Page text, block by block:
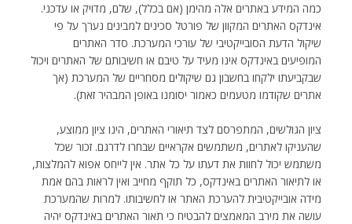
כמה המידע באתרים אלה מהימן (אם בכלל), שלם, מדויק או עדכני.
אינדקס האתרים המקוון של פורטל סכינים למבינים נערך על פי
שיקול הדעת הסובייקטיבי של עורכי המערכת. סדר האתרים
המופיעים באינדקס אינו מעיד על טיבם או חשיבותם של האתרים ויכול
שבקביעתו ילקחו בחשבון גם שיקולים מסחריים של המערכת (אך
אתרים שקודמו מטעמים כאמור יסומנו באופן המבהיר זאת).
ציון הגולשים, המתפרסם לצד תיאורי האתרים, הינו ציון ממוצע,
שהעניקו לאתרים, משתמשים אקראיים שבחרו לדרגם. זכור שכל
משתמש יכול לחוות את דעתו על כל אתר. אין לייחס אפוא להמלצות,
או לתיאור האתרים באינדקס, כל תוקף מחייב ואין לראות בהם אמת
מידה אובייקטיבית להערכת האתר או לחשיבותו. למרות שהמערכת
עושה את מירב המאמצים להבטיח כי תאור האתרים באינדקס יהיה